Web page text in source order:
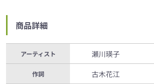
商品詳細
アーティスト 瀬川瑛子
作詞 古木花江